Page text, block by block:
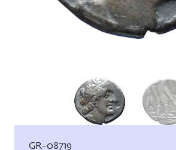
Inventarisnummer:
GR-08719